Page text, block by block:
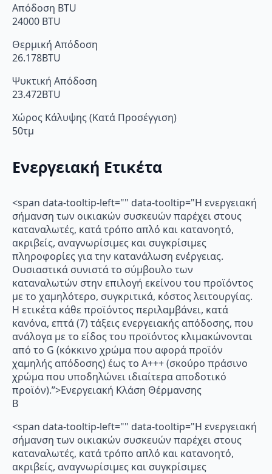
Απόδοση BTU
24000 BTU
Θερμική Απόδοση
26.178BTU
Ψυκτική Απόδοση
23.472BTU
Χώρος Κάλυψης (Κατά Προσέγγιση)
50τμ
Ενεργειακή Ετικέτα
<span data-tooltip-left="" data-tooltip="Η ενεργειακή
σήμανση των οικιακών συσκευών παρέχει στους
καταναλωτές, κατά τρόπο απλό και κατανοητό,
ακριβείς, αναγνωρίσιμες και συγκρίσιμες
πληροφορίες για την κατανάλωση ενέργειας.
Ουσιαστικά συνιστά το σύμβουλο των
καταναλωτών στην επιλογή εκείνου του προϊόντος
με το χαμηλότερο, συγκριτικά, κόστος λειτουργίας.
Η ετικέτα κάθε προϊόντος περιλαμβάνει, κατά
κανόνα, επτά (7) τάξεις ενεργειακής απόδοσης, που
ανάλογα με το είδος του προϊόντος κλιμακώνονται
από το G (κόκκινο χρώμα που αφορά προϊόν
χαμηλής απόδοσης) έως το Α+++ (σκούρο πράσινο
χρώμα που υποδηλώνει ιδιαίτερα αποδοτικό
προϊόν).”>Ενεργειακή Κλάση Θέρμανσης
B
<span data-tooltip-left="" data-tooltip="Η ενεργειακή
σήμανση των οικιακών συσκευών παρέχει στους
καταναλωτές, κατά τρόπο απλό και κατανοητό,
ακριβείς, αναγνωρίσιμες και συγκρίσιμες